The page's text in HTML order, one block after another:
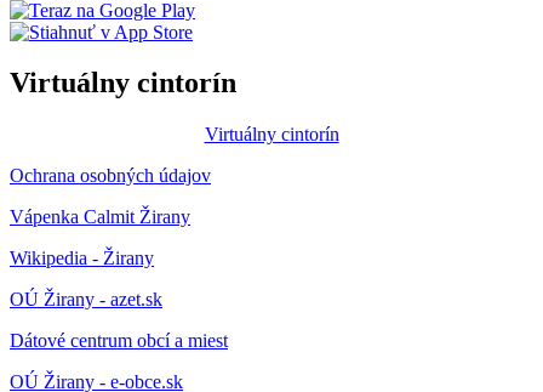
Virtuálny cintorín
Virtuálny cintorín
Ochrana osobných údajov
Vápenka Calmit Žirany
Wikipedia - Žirany
OÚ Žirany - azet.sk
Dátové centrum obcí a miest
OÚ Žirany - e-obce.sk